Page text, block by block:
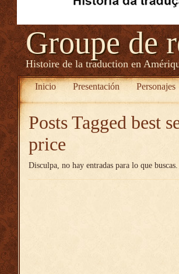
Groupe de
Histoire de la traduction en
Inicio Presentación Personajes
Posts Tagged best
price
Disculpa, no hay entradas para lo que buscas.